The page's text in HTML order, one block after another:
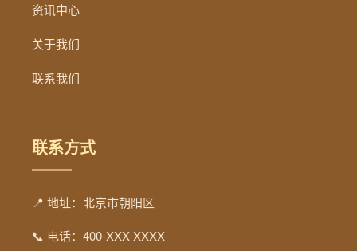
资讯中心
关于我们
联系我们
联系方式
📍 地址：北京市朝阳区
📞 电话：400-XXX-XXXX